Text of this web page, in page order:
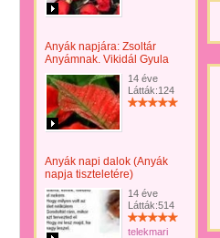
Anyák napjára: Zsoltár
Anyámnak. Vikidál Gyula
14 éve
Látták:124
Anyák napi dalok (Anyák
napja tiszteletére)
14 éve
Látták:514
telekmari